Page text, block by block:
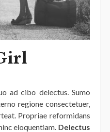
ad cibo delectus. Sumo
regione consectetuer,
Propriae reformidans
eloquentiam. Delectus